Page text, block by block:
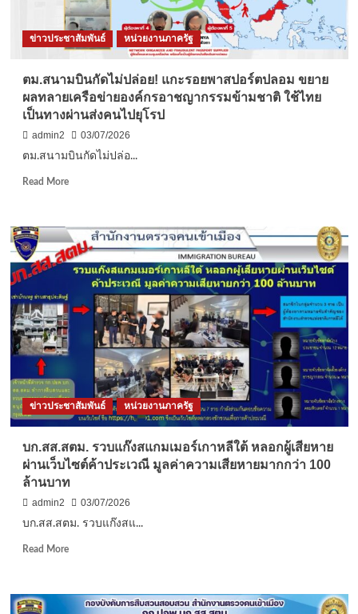
แบบ
(CEMEX-
26)
การ
ทุก
หน่วย
รับมือ
โจมตี
ข่าวประชาสัมพันธ์ หน่วยงานภาครัฐ
ตม.สนามบินกัดไม่ปล่อย! แกะรอยพาสปอร์ตปลอม ขยาย
ผลทลายเครือข่ายองค์กรอาชญากรรมข้ามชาติ ใช้ไทย
เป็นทางผ่านส่งคนไปยุโรป
admin2
03/07/2026
ตม.สนามบินกัดไม่ปล่อ...
Read MoreRead
ตม.สนาม
บิน
กัด
ไม่
ปล่อย!
แกะรอย
พาส
ปอร์ต
ปลอม
ผล
ทลาย
เครือ
ข่าย
อาชญากรรม
ข้าม
ชาติ
ใช้
เป็น
ข่าวประชาสัมพันธ์ หน่วยงานภาครัฐ
บก.สส.สตม. รวบแก๊งสแกมเมอร์เกาหลีใต้ หลอกผู้เสียหาย
ผ่านเว็บไซต์ค้าประเวณี มูลค่าความเสียหายมากกว่า 100
ล้านบาท
admin2
03/07/2026
บก.สส.สตม. รวบแก๊งสแ...
Read MoreRead
บก.สส.สตม.
รวบ